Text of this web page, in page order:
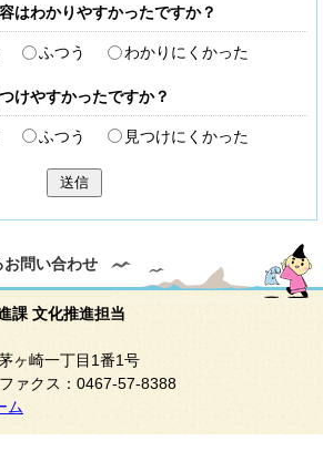
はわかりやすかったですか？
ふつう わかりにくかった
けやすかったですか？
ふつう 見つけにくかった
送信
お問い合わせ
課 文化推進担当
ヶ崎一丁目1番1号
ァクス：0467-57-8388
ム